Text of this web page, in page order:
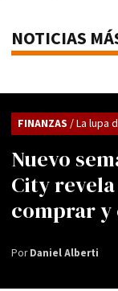
NOTICIAS
Nuevo
City
comprar y
FINANZAS / La lupa
PorDaniel Alberti